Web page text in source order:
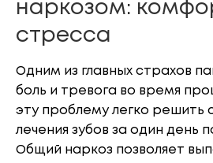
наркозом:
стресса
Одним из главных страхов
боль и тревога во время
эту проблему легко решить
лечения зубов за один день
Общий наркоз позволяет